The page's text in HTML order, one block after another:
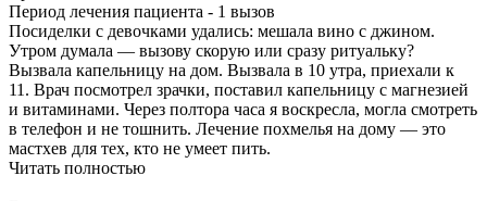
Период лечения пациента - 1 вызов
Посиделки с девочками удались: мешала вино с джином.
Утром думала — вызову скорую или сразу ритуальку?
Вызвала капельницу на дом. Вызвала в 10 утра, приехали к
11. Врач посмотрел зрачки, поставил капельницу с магнезией
и витаминами. Через полтора часа я воскресла, могла смотреть
в телефон и не тошнить. Лечение похмелья на дому — это
мастхев для тех, кто не умеет пить.
Читать полностью